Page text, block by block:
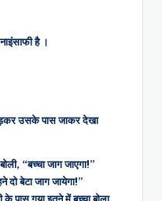
है ।
उसके पास जाकर देखा
“बच्चा जाग जाएगा!”
दो बेटा जाग जायेगा!”